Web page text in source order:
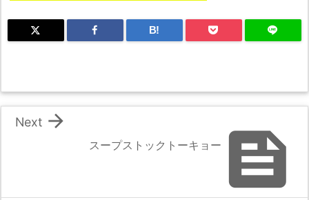
B!

スープストックトーキョー

Next